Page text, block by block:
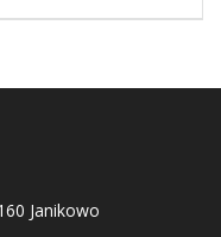
Janikowo